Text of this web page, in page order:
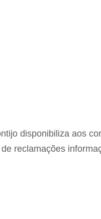
disponibiliza aos
reclamações